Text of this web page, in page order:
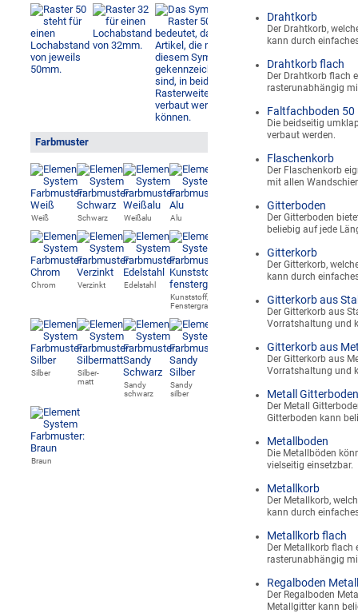
Farbmuster
Weiß Schwarz Weißalu Alu
Chrom Verzinkt
Edelstahl
Kunststoff,
Fenstergrau
Silber
Silber-
matt
Sandy
schwarz
Sandy
silber
Braun
Drahtkorb
Der Drahtkorb,
kann durch
Drahtkorb flach
Der Drahtkorb flach
rasterunabhängig
Faltfachboden 50
Die beidseitig
verbaut werden.
Flaschenkorb
Der Flaschenkorb
mit allen
Gitterboden
Der Gitterboden
beliebig auf jede
Gitterkorb
Der Gitterkorb,
kann durch
Gitterkorb aus
Der Gitterkorb aus
Vorratshaltung und
Gitterkorb aus
Der Gitterkorb aus
Vorratshaltung und
Metall Gitterboden
Der Metall
Gitterboden kann
Metallboden
Die Metallböden
vielseitig einsetzbar.
Metallkorb
Der Metallkorb,
kann durch
Metallkorb flach
Der Metallkorb flach
rasterunabhängig
Regalboden
Der Regalboden
Metallgitter kann